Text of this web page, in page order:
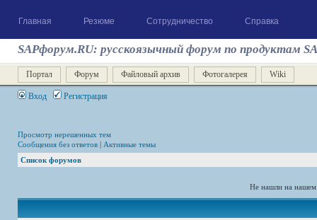
Главная Резюме Сотрудничество Справка
SAPфорум.RU: русскоязычный форум по продуктам
Портал Форум Файловый архив Фотогалерея Wiki
Вход Регистрация
Просмотр нерешенных тем
Сообщения без ответов | Активные темы
Список форумов
Не нашли на